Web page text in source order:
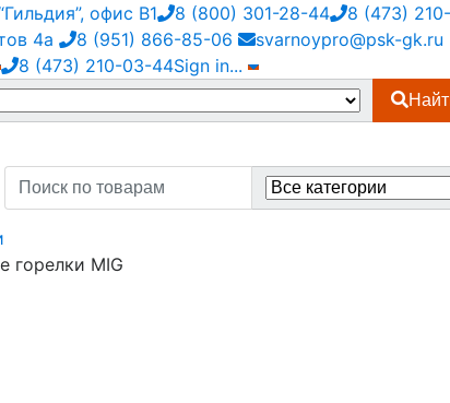
офис В1 8 (800) 301-28-44 8 (473)
4а 8 (951) 866-85-06
svarnoypro@psk-gk.ru
8 (473) 210-03-44Sign in...
Search
for:
горелки MIG